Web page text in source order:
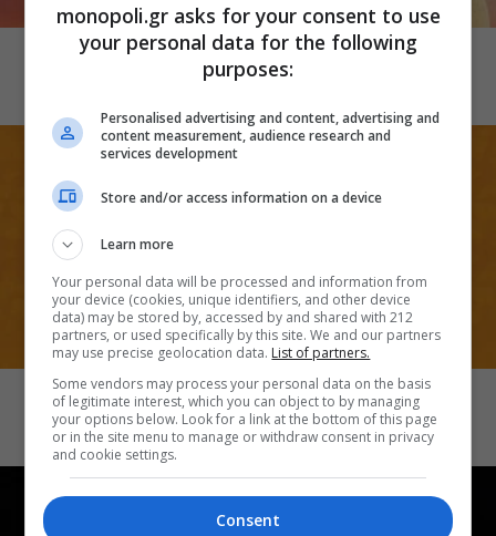
CINEMA
Λογική και ευαισθησία
CINEMA
Mansfield Park
monopoli.gr asks for your consent to use
your personal data for the following
purposes:
Personalised advertising and content, advertising and
content measurement, audience research and
services development
Store and/or access information on a device
Learn more
Your personal data will be processed and information from
your device (cookies, unique identifiers, and other device
data) may be stored by, accessed by and shared with 212
partners, or used specifically by this site. We and our partners
may use precise geolocation data. List of partners.
Some vendors may process your personal data on the basis
of legitimate interest, which you can object to by managing
your options below. Look for a link at the bottom of this page
or in the site menu to manage or withdraw consent in privacy
and cookie settings.
Consent